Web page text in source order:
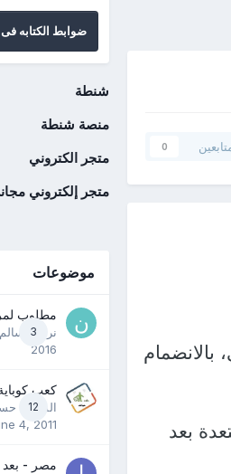
0
بعد
ضوابط الكتابه فى
شنطة
منصة شنطة
متجر الكتروني
متجر إلكتروني
موضوعات
3
مطلوب
نرمين سالم
2016
12
كعب
المدرب
4, 2011
مصر - بعد